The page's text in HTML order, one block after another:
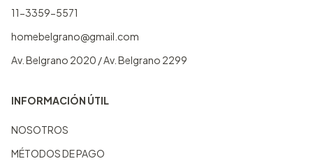
11-3359-5571
homebelgrano@gmail.com
Av. Belgrano 2020 / Av. Belgrano 2299
INFORMACIÓN ÚTIL
NOSOTROS
MÉTODOS DE PAGO